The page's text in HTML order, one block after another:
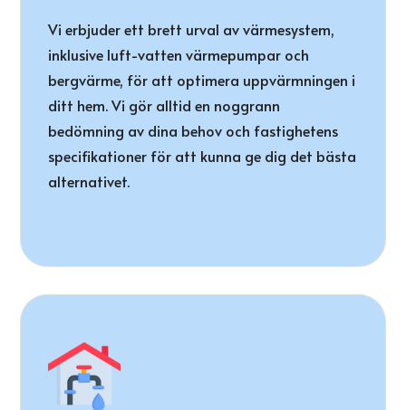
Vi erbjuder ett brett urval av värmesystem,
inklusive luft-vatten värmepumpar och
bergvärme, för att optimera uppvärmningen i
ditt hem. Vi gör alltid en noggrann
bedömning av dina behov och fastighetens
specifikationer för att kunna ge dig det bästa
alternativet.